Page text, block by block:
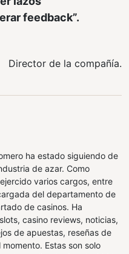
feedback”.
Director de la compañía.
ha estado siguiendo de
de azar. Como
varios cargos, entre
del departamento de
de casinos. Ha
casino reviews, noticias,
de apuestas, reseñas de
Estas son solo